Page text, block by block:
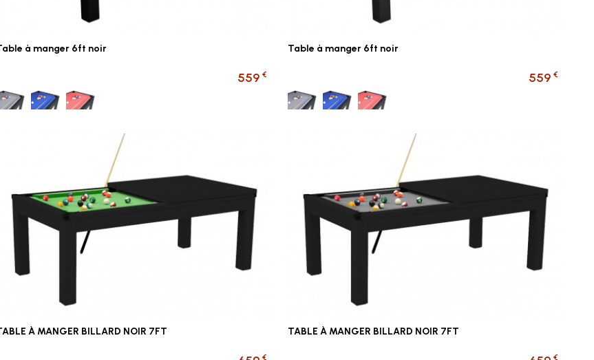
à manger 6ft noir
559 €
Gris Bleu foncéRouge
Table à manger 6ft noir
559 €
Gris Bleu foncé
Rouge
À MANGER BILLARD NOIR 7FT
€
TABLE À MANGER BILLARD NOIR 7FT
€